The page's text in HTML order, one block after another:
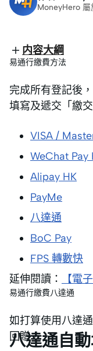
MoneyHero 屬
内容大綱
易通行繳費方法
完成所有登記後
填寫及遞交「繳
VISA /
WeChat Pay
Alipay HK
PayMe
八達通
BoC Pay
FPS 轉數快
延伸閱讀：
【電
易通行繳費八達通
如打算使用八達
回贈！
八達通自